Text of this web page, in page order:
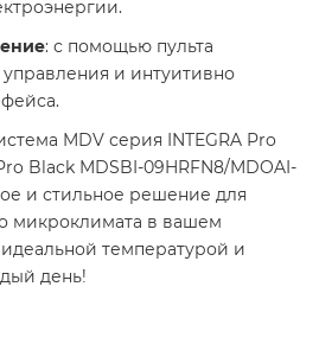
: с помощью пульта
и интуитивно
MDV серия INTEGRA Pro
Black MDSBI-09HRFN8/MDOAI-
и стильное решение для
микроклимата в вашем
температурой и
день!